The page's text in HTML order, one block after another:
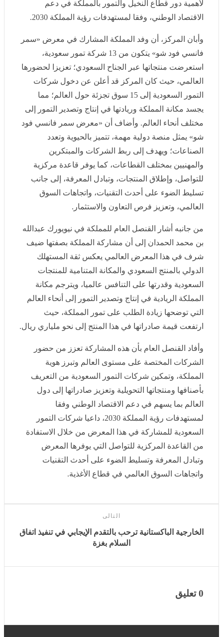
لتمكينها من تسويق منتجاتها التحويلية من التمور ودخولها
الغذائية العالية التي تتمتع بها، إضافة إلى الإسهام في تعزيز
حضورها في المحافل الدولية المتخصصة؛ تأكيدا لأهمية دور
قطاع النخيل والتمور بالمملكة في دعم الاقتصاد الوطني،
وفقا لمستهدفات رؤية المملكة 2030.
وأبان المركز، أن وفد المملكة المشارك في معرض «سمر
فانسي فود شو» يتكون من 13 شركة تمور سعودية،
استعرضت منتجاتها عبر الجناح السعودي؛ تعزيزا لحضورها
العالمي، حيث كان المركز قد أعلن عن دخول شركات التمور
السعودية إلى 15 سوق تجزئة حول العالم؛ مما يجسد مكانة
المملكة وريادتها في إنتاج وتصدير التمور إلى مختلف أنحاء
العالم. وأضاف أن «معرض سمر فانسي فود شو» يمثل
منصة دولية مهمة، تتميز بالحيوية وتعدد الصناعات؛ ويهدف
كما يوفر قاعدة مركزية للتواصل، وإطلاق المنتجات، وتبادل
المعرفة، إلى جانب تسليط الضوء على أحدث التقنيات،
واتجاهات السوق العالمي، وتعزيز فرص التعاون والاستثمار.
من جانبه أشار القنصل العام للمملكة في نيويورك عبدالله بن
محمد الحمدان إلى أن مشاركة المملكة بصفتها ضيف شرف
في هذا المعرض العالمي يعكس ثقة المستهلك الدولي بالمنتج
السعودي والمكانة المتنامية للمنتجات السعودية وقدرتها على
وتصدير التمور إلى أنحاء العالم التي توضحها زيادة الطلب
على تمور المملكة، حيث ارتفعت قيمة صادراتها في هذا
المنتج إلى نحو ملياري ريال.
وأفاد القنصل العام بأن هذه المشاركة تعزز من حضور
الشركات المختصة على مستوى العالم وتبرز هوية المملكة،
وتمكين شركات التمور السعودية من التعريف بأصنافها
ومنتجاتها التحويلية وتعزيز صادراتها إلى دول العالم بما يسهم
في دعم الاقتصاد الوطني وفقا لمستهدفات رؤية المملكة
2030، داعيا شركات التمور السعودية للمشاركة في هذا
الخارجية الباكستانية ترحب بالتقدم الإيجابي في تنفيذ اتفاق